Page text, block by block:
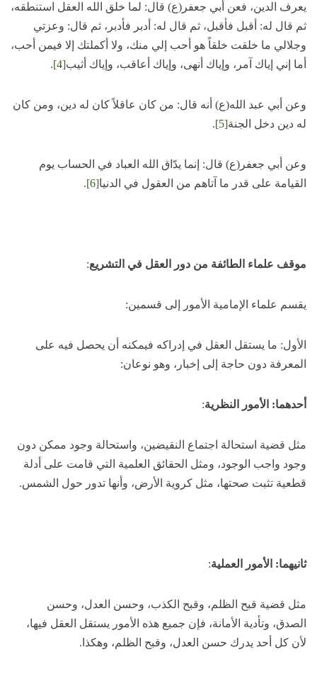
يعرف الدين، فعن أبي جعفر(ع) قال: لما خلق الله العقل استنطقه،
ثم قال له: أقبل فأقبل، ثم قال له: أدبر فأدبر، ثم قال: وعزتي
وجلالي ما خلقت خلقاً هو أحب إلي منك، ولا أكملتك إلا فيمن أحب،
أما إني إياك آمر، وإياك أنهى، وإياك أعاقب، وإياك أثيب[4]
.
وعن أبي عبد الله(ع) أنه قال: من كان عاقلاً كان له دين، ومن كان
له دين دخل الجنة[5]
.
وعن أبي جعفر(ع) قال: إنما يدّاق الله العباد في الحساب يوم
القيامة على قدر ما آتاهم من العقول في الدنيا[6]
.
موقف علماء الطائفة من دور العقل في التشريع:
يقسم علماء الإمامية الأمور إلى قسمين:
الأول: ما يستقل العقل في إدراكه فيمكنه أن يحصل فيه على
المعرفة دون حاجة إلى إخبار، وهو نوعان:
أحدهما: الأمور النظرية:
مثل قضية استحالة اجتماع النقيضين، واستحالة وجود ممكن دون
وجود واجب الوجود، ومثل الحقائق العلمية التي قامت على أدلة
قطعية تثبت صحتها، مثل كروية الأرض، وأنها تدور حول الشمس.
ثانيهما: الأمور العملية:
مثل قضية قبح الظلم، وقبح الكذب، وحسن العدل، وحسن
الصدق، وتأدية الأمانة، فإن جميع هذه الأمور يستقل العقل فيها،
لأن كل أحد يدرك حسن العدل، وقبح الظلم، وهكذا.